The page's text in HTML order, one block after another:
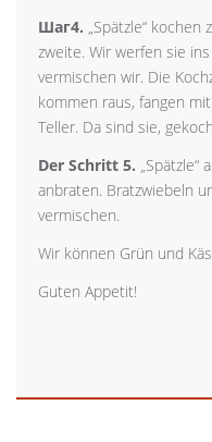
Шаг4. „Spätzle“
zweite. Wir werfen sie
vermischen wir. Die
kommen raus, fangen
Teller. Da sind sie,
Der Schritt 5.
anbraten. Bratzwiebeln
vermischen.
Wir können Grün und
Guten Appetit!